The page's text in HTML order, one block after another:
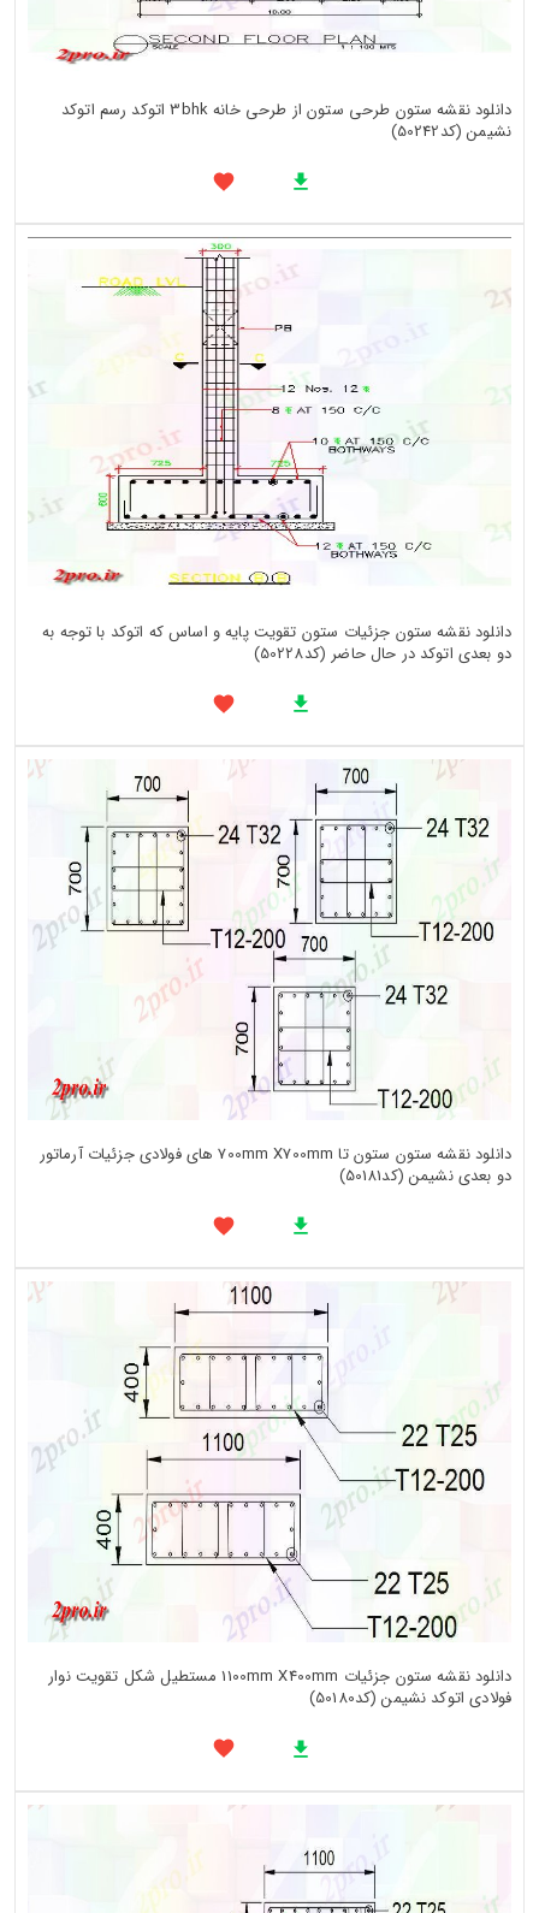
دانلود نقشه ستون طرحی ستون از طرحی خانه 3bhk اتوکد رسم اتوکد
نشیمن (کد50242)
دانلود نقشه ستون جزئیات ستون تقویت پایه و اساس که اتوکد با توجه به
دو بعدی اتوکد در حال حاضر (کد50228)
دانلود نقشه ستون ستون تا 700mm X700mm های فولادی جزئیات آرماتور
دو بعدی نشیمن (کد50181)
دانلود نقشه ستون جزئیات 1100mm X400mm مستطیل شکل تقویت نوار
فولادی اتوکد نشیمن (کد50180)